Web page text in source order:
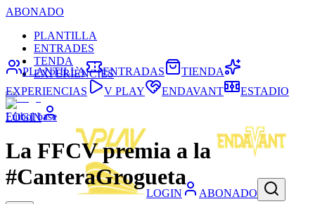
ABONADO
PLANTILLA
ENTRADES
TENDA
EXPERIÈNCIES
LOGIN
LOGIN ABONADO
PLANTILLA ENTRADAS
TIENDA
EXPERIENCIAS
V PLAY ENDAVANT ESTADIO
Fútbol base
La FFCV premia a la
#CanteraGrogueta